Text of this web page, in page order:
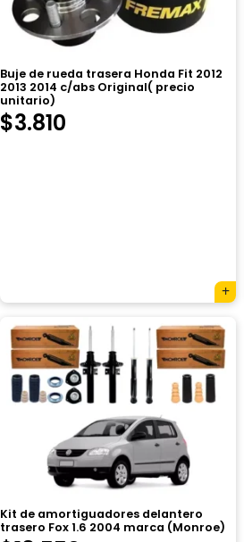
Buje de rueda trasera Honda Fit 2012
2013 2014 c/abs Original( precio
unitario)
$3.810
Kit de amortiguadores delantero
trasero Fox 1.6 2004 marca (Monroe)